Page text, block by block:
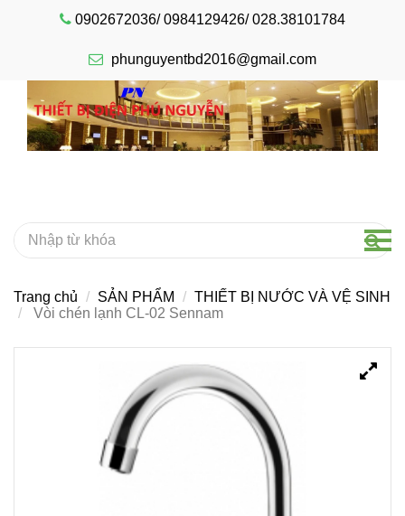
0902672036/ 0984129426/ 028.38101784
phunguyentbd2016@gmail.com
Trang chủ SẢN PHẨM
THIẾT BỊ NƯỚC VÀ VỆ SINH
Vòi chén lạnh CL-02 Sennam